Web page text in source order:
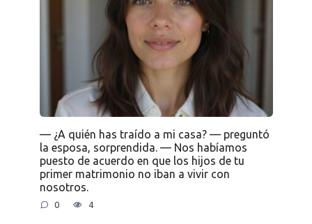
— ¿A quién has traído a mi casa? — preguntó
la esposa, sorprendida. — Nos habíamos
puesto de acuerdo en que los hijos de tu
primer matrimonio no iban a vivir con
nosotros.
0 4